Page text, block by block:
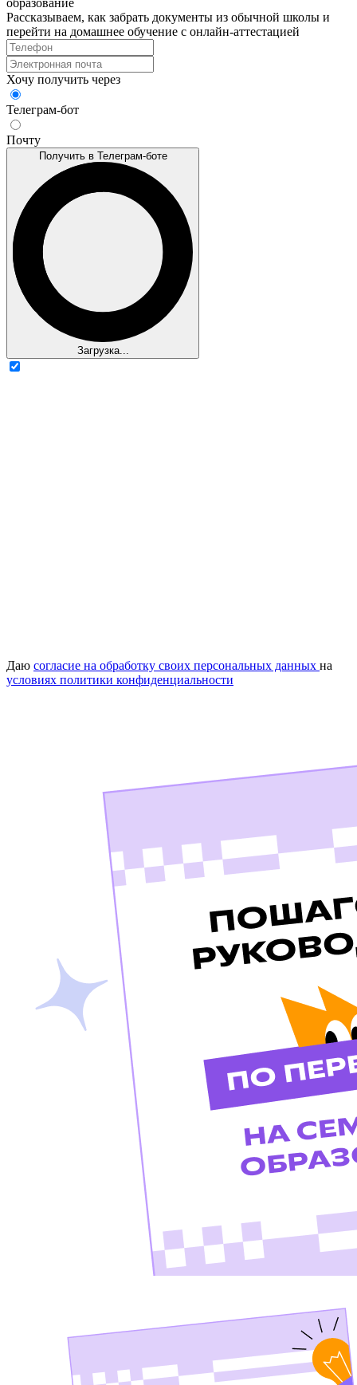
Рассказываем, как забрать документы из обычной школы и
перейти на домашнее обучение с онлайн‑аттестацией
Хочу получить через
Телеграм-бот
Почту
Получить в Телеграм-боте
Загрузка...
Даю согласие на обработку своих персональных данных на
условиях политики конфиденциальности